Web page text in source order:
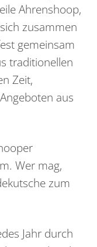
Ahrenshoop,
zusammen
gemeinsam
traditionellen
Zeit,
aus
Wer mag,
zum
Jahr durch